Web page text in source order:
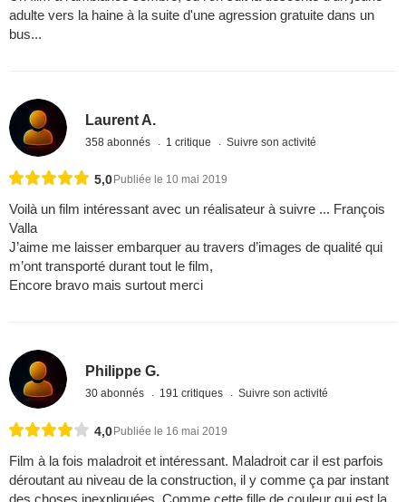
adulte vers la haine à la suite d'une agression gratuite dans un
bus...
Laurent A.
358 abonnés 1 critique Suivre son activité
5,0 Publiée le 10 mai 2019
Voilà un film intéressant avec un réalisateur à suivre ... François
Valla
J’aime me laisser embarquer au travers d’images de qualité qui
m’ont transporté durant tout le film,
Encore bravo mais surtout merci
Philippe G.
30 abonnés 191 critiques Suivre son activité
4,0Publiée le 16 mai 2019
Film à la fois maladroit et intéressant. Maladroit car il est parfois
déroutant au niveau de la construction, il y comme ça par instant
des choses inexpliquées. Comme cette fille de couleur qui est la